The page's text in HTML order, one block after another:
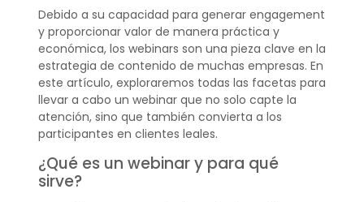
Debido a su capacidad para generar engagement
y proporcionar valor de manera práctica y
económica, los webinars son una pieza clave en la
estrategia de contenido de muchas empresas. En
este artículo, exploraremos todas las facetas para
llevar a cabo un webinar que no solo capte la
atención, sino que también convierta a los
participantes en clientes leales.
¿Qué es un webinar y para qué
sirve?